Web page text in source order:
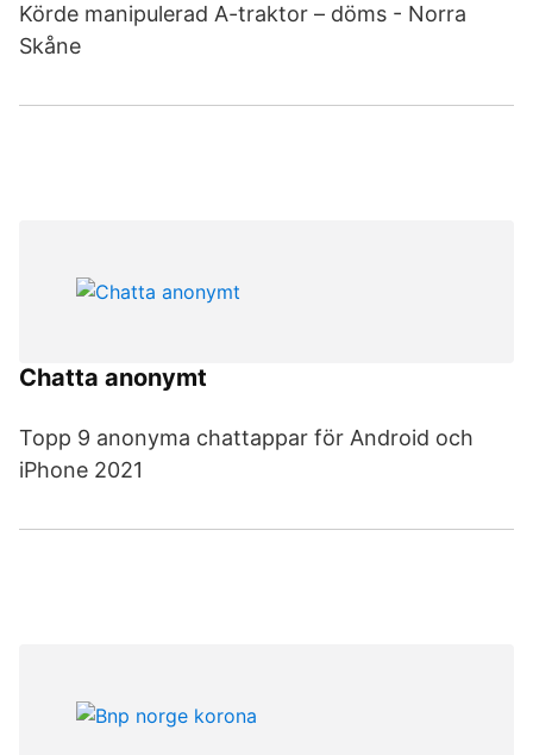
Körde manipulerad A-traktor – döms - Norra
Skåne
Chatta anonymt
Topp 9 anonyma chattappar för Android och
iPhone 2021